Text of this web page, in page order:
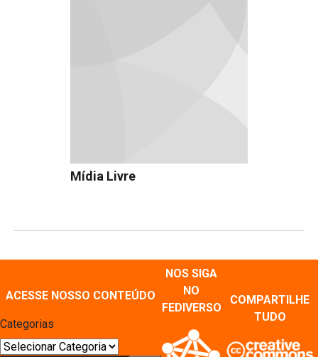
Mídia Livre
ACESSE NOSSO CONTEÚDO
Categorias
NOS SIGA
NO
FEDIVERSO
COMPARTILHE
TUDO